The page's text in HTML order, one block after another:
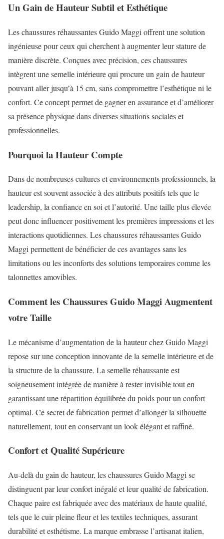
Un Gain de Hauteur Subtil et Esthétique
Les chaussures réhaussantes Guido Maggi offrent une solution
ingénieuse pour ceux qui cherchent à augmenter leur stature de
manière discrète. Conçues avec précision, ces chaussures
intègrent une semelle intérieure qui procure un gain de hauteur
pouvant aller jusqu’à 15 cm, sans compromettre l’esthétique ni le
confort. Ce concept permet de gagner en assurance et d’améliorer
sa présence physique dans diverses situations sociales et
professionnelles.
Pourquoi la Hauteur Compte
Dans de nombreuses cultures et environnements professionnels, la
hauteur est souvent associée à des attributs positifs tels que le
leadership, la confiance en soi et l’autorité. Une taille plus élevée
peut donc influencer positivement les premières impressions et les
interactions quotidiennes. Les chaussures réhaussantes Guido
Maggi permettent de bénéficier de ces avantages sans les
limitations ou les inconforts des solutions temporaires comme les
talonnettes amovibles.
Comment les Chaussures Guido Maggi Augmentent
votre Taille
Le mécanisme d’augmentation de la hauteur chez Guido Maggi
repose sur une conception innovante de la semelle intérieure et de
la structure de la chaussure. La semelle réhaussante est
soigneusement intégrée de manière à rester invisible tout en
garantissant une répartition équilibrée du poids pour un confort
optimal. Ce secret de fabrication permet d’allonger la silhouette
naturellement, tout en conservant un look élégant et raffiné.
Confort et Qualité Supérieure
Au-delà du gain de hauteur, les chaussures Guido Maggi se
distinguent par leur confort inégalé et leur qualité de fabrication.
Chaque paire est fabriquée avec des matériaux de haute qualité,
tels que le cuir pleine fleur et les textiles techniques, assurant
durabilité et esthétisme. La marque embrasse l’artisanat italien,